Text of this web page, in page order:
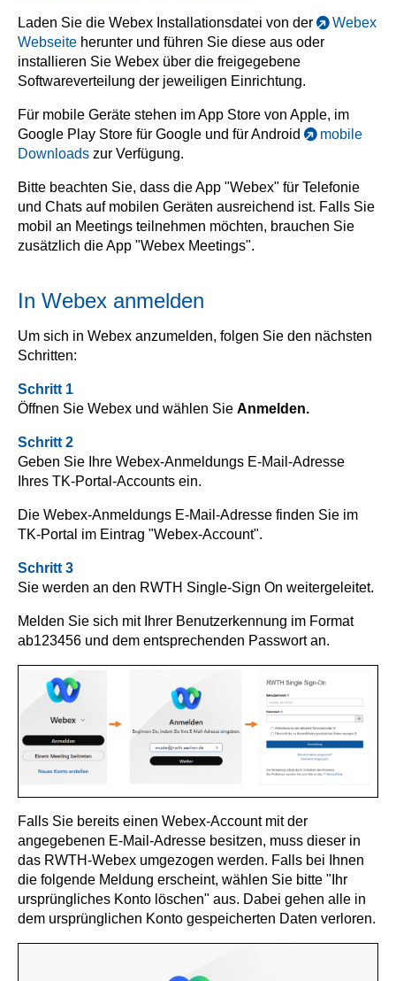
Laden Sie die Webex Installationsdatei von der
Webex
Webseite herunter und führen Sie diese aus oder
installieren Sie Webex über die freigegebene
Softwareverteilung der jeweiligen Einrichtung.
Für mobile Geräte stehen im App Store von Apple, im
Google Play Store für Google und für Android
mobile
Downloads zur Verfügung.
Bitte beachten Sie, dass die App "Webex" für Telefonie
und Chats auf mobilen Geräten ausreichend ist. Falls Sie
mobil an Meetings teilnehmen möchten, brauchen Sie
zusätzlich die App "Webex Meetings".
In Webex anmelden
Um sich in Webex anzumelden, folgen Sie den nächsten
Schritten:
Schritt 1
Öffnen Sie Webex und wählen Sie Anmelden.
Schritt 2
Geben Sie Ihre Webex-Anmeldungs E-Mail-Adresse
Ihres TK-Portal-Accounts ein.
Die Webex-Anmeldungs E-Mail-Adresse finden Sie im
TK-Portal im Eintrag "Webex-Account".
Schritt 3
Sie werden an den RWTH Single-Sign On weitergeleitet.
Melden Sie sich mit Ihrer Benutzerkennung im Format
ab123456 und dem entsprechenden Passwort an.
Falls Sie bereits einen Webex-Account mit der
angegebenen E-Mail-Adresse besitzen, muss dieser in
das RWTH-Webex umgezogen werden. Falls bei Ihnen
die folgende Meldung erscheint, wählen Sie bitte "Ihr
ursprüngliches Konto löschen" aus. Dabei gehen alle in
dem ursprünglichen Konto gespeicherten Daten verloren.